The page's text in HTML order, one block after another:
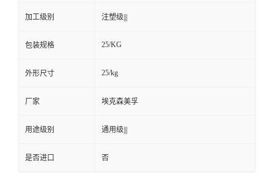
加工级别 注塑级|||
包装规格 25/KG
外形尺寸 25/kg
厂家 埃克森美孚
用途级别 通用级|||
是否进口 否